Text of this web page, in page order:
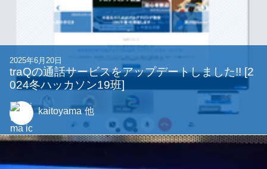
2025年6月20日
traQの通話サービスをアップデートしました!! [2
024冬ハッカソン19班]
kaitoyama 他